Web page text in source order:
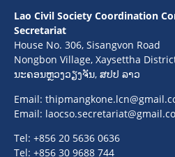
Lao Civil Society Coordination
Secretariat
House No. 306, Sisangvon Road
Nongbon Village, Xaysettha
ນະຄອນຫຼວງວຽງຈັນ, ສປປ ລາວ
Email:
Email:
Tel: +856 20 5636 0636
Tel: +856 30 9688 744